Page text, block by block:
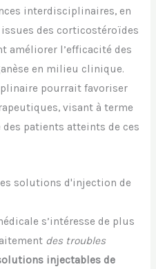
interdisciplinaires, en
des corticostéroïdes
améliorer l’efficacité des
en milieu clinique.
pourrait favoriser
visant à terme
patients atteints de ces
solutions d'injection de
s’intéresse de plus
des troubles
injectables de